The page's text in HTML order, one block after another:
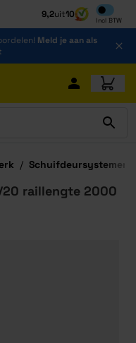
9,2uit10
Incl BTW
Inclusief
Meld je aan als
/ Schuifdeursystemen
20 raillengte 2000